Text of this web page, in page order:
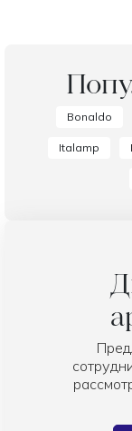
Bonaldo
Italamp